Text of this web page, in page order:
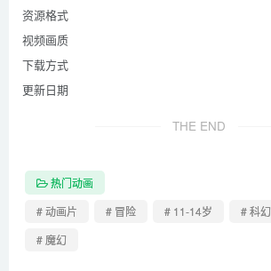
资源格式
视频画质
下载方式
更新日期
THE END
热门动画
# 动画片
# 冒险 # 11-14岁 # 科幻
# 魔幻